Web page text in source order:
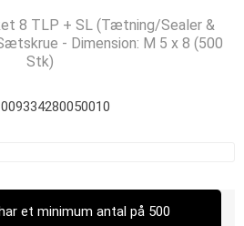
8 TLP + SL (Tætning/Sealer &
- Dimension: M 5 x 8 (500
Stk)
009334280050010
et minimum antal på 500